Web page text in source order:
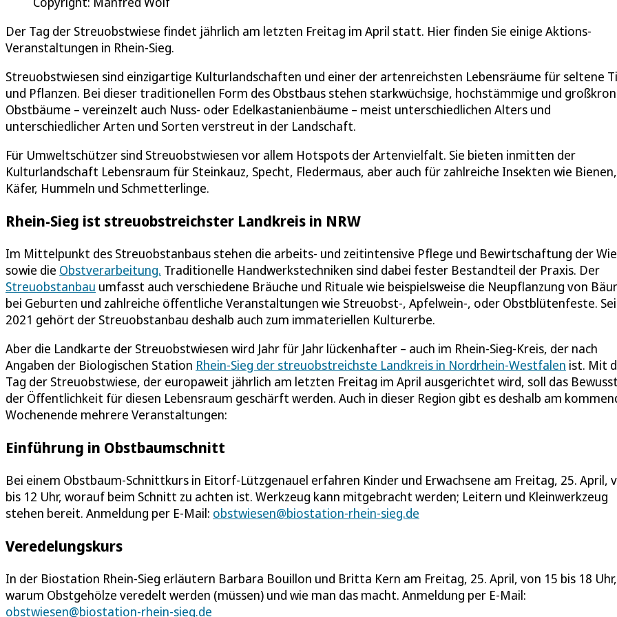
Der Tag der Streuobstwiese findet jährlich am letzten Freitag im April statt. Hier finden Sie einige Aktions-
Veranstaltungen in Rhein-Sieg.
Streuobstwiesen sind einzigartige Kulturlandschaften und einer der artenreichsten Lebensräume für seltene
und Pflanzen. Bei dieser traditionellen Form des Obstbaus stehen starkwüchsige, hochstämmige und
Obstbäume – vereinzelt auch Nuss- oder Edelkastanienbäume – meist unterschiedlichen Alters und
unterschiedlicher Arten und Sorten verstreut in der Landschaft.
Für Umweltschützer sind Streuobstwiesen vor allem Hotspots der Artenvielfalt. Sie bieten inmitten der
Kulturlandschaft Lebensraum für Steinkauz, Specht, Fledermaus, aber auch für zahlreiche Insekten wie Bienen,
Käfer, Hummeln und Schmetterlinge.
Rhein-Sieg ist streuobstreichster Landkreis in NRW
Im Mittelpunkt des Streuobstanbaus stehen die arbeits- und zeitintensive Pflege und Bewirtschaftung der
sowie die Obstverarbeitung. Traditionelle Handwerkstechniken sind dabei fester Bestandteil der Praxis. Der
Streuobstanbau umfasst auch verschiedene Bräuche und Rituale wie beispielsweise die Neupflanzung von
bei Geburten und zahlreiche öffentliche Veranstaltungen wie Streuobst-, Apfelwein-, oder Obstblütenfeste.
2021 gehört der Streuobstanbau deshalb auch zum immateriellen Kulturerbe.
Aber die Landkarte der Streuobstwiesen wird Jahr für Jahr lückenhafter – auch im Rhein-Sieg-Kreis, der nach
Angaben der Biologischen Station Rhein-Sieg der streuobstreichste Landkreis in Nordrhein-Westfalen ist. Mit
Tag der Streuobstwiese, der europaweit jährlich am letzten Freitag im April ausgerichtet wird, soll das
der Öffentlichkeit für diesen Lebensraum geschärft werden. Auch in dieser Region gibt es deshalb am
Wochenende mehrere Veranstaltungen:
Einführung in Obstbaumschnitt
Bei einem Obstbaum-Schnittkurs in Eitorf-Lützgenauel erfahren Kinder und Erwachsene am Freitag, 25. April,
bis 12 Uhr, worauf beim Schnitt zu achten ist. Werkzeug kann mitgebracht werden; Leitern und Kleinwerkzeug
stehen bereit. Anmeldung per E-Mail: obstwiesen@biostation-rhein-sieg.de
Veredelungskurs
In der Biostation Rhein-Sieg erläutern Barbara Bouillon und Britta Kern am Freitag, 25. April, von 15 bis 18 Uhr,
warum Obstgehölze veredelt werden (müssen) und wie man das macht. Anmeldung per E-Mail:
obstwiesen@biostation-rhein-sieg.de